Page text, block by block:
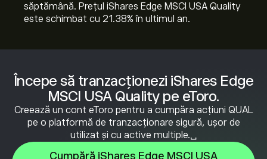
Începe să tranzacționezi iShares Edge
MSCI USA Quality pe eToro.
Creează un cont eToro pentru a cumpăra acțiuni QUAL
pe o platformă de tranzacționare sigură, ușor de
utilizat și cu active multiple.␣
Cumpără iShares Edge MSCI USA
săptămână. Prețul iShares Edge MSCI USA Quality
este schimbat cu ‎21.38‎% în ultimul an.